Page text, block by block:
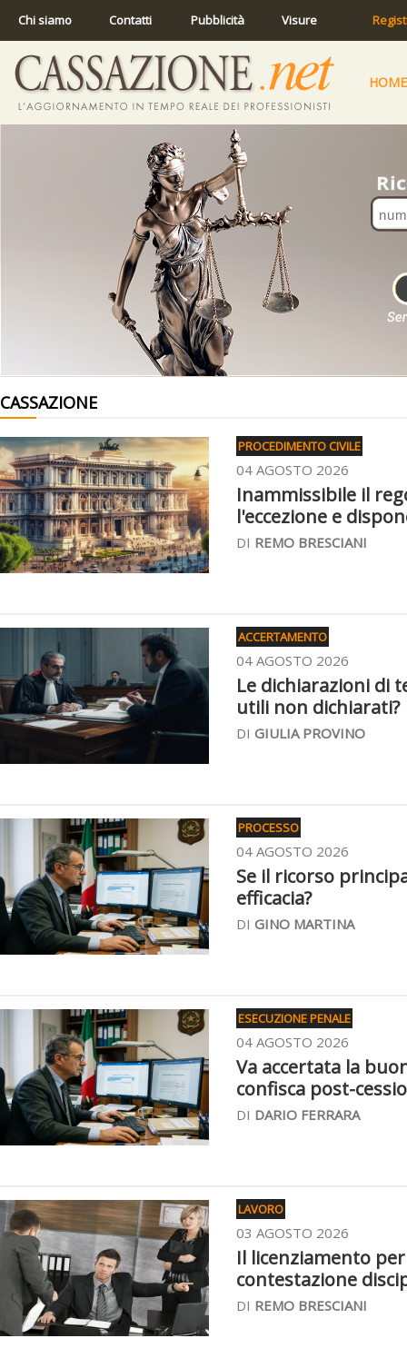
Chi siamo Contatti Pubblicità Visure
HOME
CASSAZIONE
PROCEDIMENTO CIVILE
04 AGOSTO 2026
Inammissibile il
l'eccezione e
DI REMO BRESCIANI
ACCERTAMENTO
04 AGOSTO 2026
Le dichiarazioni di
utili non dichiarati?
DI GIULIA PROVINO
PROCESSO
04 AGOSTO 2026
Se il ricorso
efficacia?
DI GINO MARTINA
ESECUZIONE PENALE
04 AGOSTO 2026
Va accertata la
confisca post-
DI DARIO FERRARA
LAVORO
03 AGOSTO 2026
Il licenziamento
contestazione
DI REMO BRESCIANI